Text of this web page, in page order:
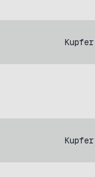
Kupfer
Kupfer